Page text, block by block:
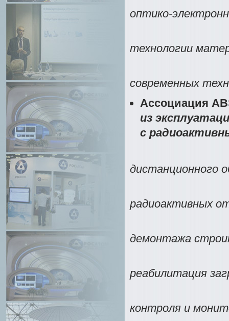
оптико-
технологии
современных
Ассоциация
из
с
дистанционного
радиоактивных
демонтажа
реабилитация
контроля и